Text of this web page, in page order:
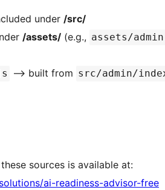
under /src/
/assets/ (e.g., assets/
⟶ built from src/admin/
sources is available at:
ai-readiness-advisor-free